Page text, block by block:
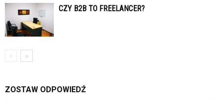
CZY B2B TO FREELANCER?
ZOSTAW ODPOWIEDŹ